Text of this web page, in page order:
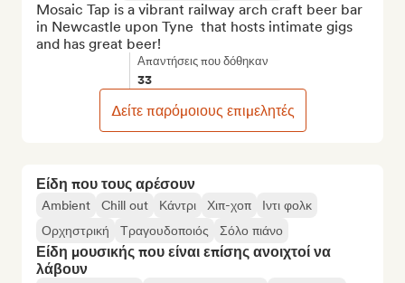
Είδη που τους αρέσουν
Ambient Chill out Κάντρι Χιπ-χοπ
Ιντι φολκ
Ορχηστρική
Τραγουδοποιός Σόλο πιάνο
Είδη μουσικής που είναι επίσης ανοιχτοί να
λάβουν
Mosaic Tap is a vibrant railway arch craft beer bar
in Newcastle upon Tyne  that hosts intimate gigs
and has great beer!
Απαντήσεις που δόθηκαν
33
Δείτε παρόμοιους επιμελητές